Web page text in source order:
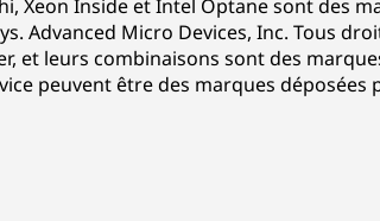
Xeon Inside et Intel Optane sont des
Advanced Micro Devices, Inc. Tous
et leurs combinaisons sont des
peuvent être des marques déposées